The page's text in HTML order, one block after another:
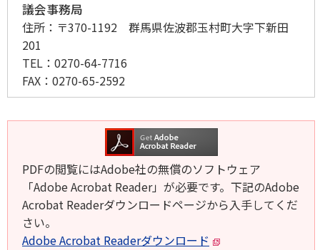
議会事務局
住所： 〒370-1192 群馬県佐波郡玉村町大字下新田
201
TEL： 0270-64-7716
FAX： 0270-65-2592
PDFの閲覧にはAdobe社の無償のソフトウェア
「Adobe Acrobat Reader」が必要です。下記のAdobe
Acrobat Readerダウンロードページから入手してくだ
さい。
Adobe Acrobat Readerダウンロード